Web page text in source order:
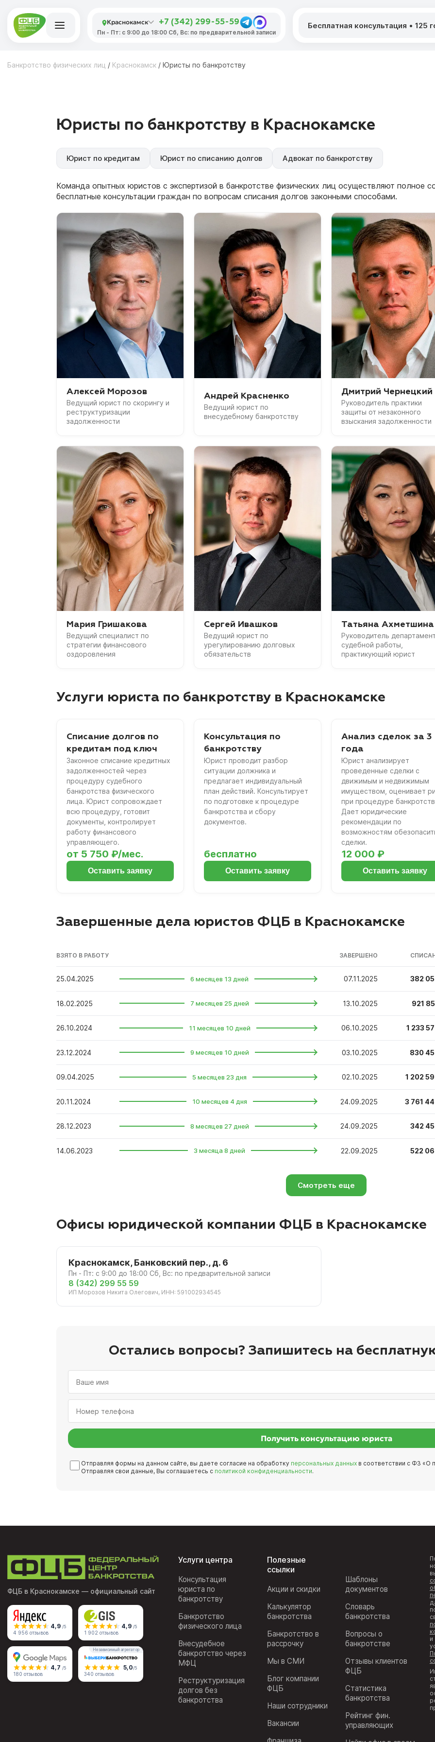
Краснокамск +7 (342) 299-55-59
Пн - Пт: с 9:00 до 18:00 Сб, Вс: по предварительной записи
Бесплатная консультация • 125
Банкротство физических лиц / Краснокамск / Юристы по банкротству
Юристы по банкротству в Краснокамске
Юрист по кредитам Юрист по списанию долгов Адвокат по банкротству
Команда опытных юристов с экспертизой в банкротстве физических лиц осуществляют полное
бесплатные консультации граждан по вопросам списания долгов законными способами.
Алексей Морозов
Ведущий юрист по скорингу и
реструктуризации
задолженности
Андрей Красненко
Ведущий юрист по
внесудебному банкротству
Дмитрий Чернецкий
Руководитель практики
защиты от незаконного
взыскания задолженности
Мария Гришакова
Ведущий специалист по
стратегии финансового
оздоровления
Сергей Ивашков
Ведущий юрист по
урегулированию долговых
обязательств
Татьяна Ахметшина
Руководитель
судебной работы,
практикующий юрист
Услуги юриста по банкротству в Краснокамске
Списание долгов по
кредитам под ключ
Законное списание кредитных
задолженностей через
процедуру судебного
банкротства физического
лица. Юрист сопровождает
всю процедуру, готовит
документы, контролирует
работу финансового
управляющего.
от 5 750 ₽/мес.
Оставить заявку
Консультация по
банкротству
Юрист проводит разбор
ситуации должника и
предлагает индивидуальный
план действий. Консультирует
по подготовке к процедуре
банкротства и сбору
документов.
бесплатно
Оставить заявку
Анализ сделок за 3
года
Юрист анализирует
проведенные сделки с
движимым и недвижимым
имуществом, оценивает
при процедуре
Дает юридические
рекомендации по
возможностям
сделки.
12 000 ₽
Оставить заявку
Завершенные дела юристов ФЦБ в Краснокамске
ВЗЯТО В РАБОТУ ЗАВЕРШЕНО
25.04.2025 6 месяцев 13 дней 07.11.2025 382
18.02.2025 7 месяцев 25 дней 13.10.2025 921
26.10.2024 11 месяцев 10 дней 06.10.2025 1 233
23.12.2024 9 месяцев 10 дней 03.10.2025 830
09.04.2025 5 месяцев 23 дня 02.10.2025 1 202
20.11.2024 10 месяцев 4 дня 24.09.2025 3 761
28.12.2023 8 месяцев 27 дней 24.09.2025 342
14.06.2023 3 месяца 8 дней 22.09.2025 522
Смотреть еще
Офисы юридической компании ФЦБ в Краснокамске
Краснокамск, Банковский пер., д. 6
Пн - Пт: с 9:00 до 18:00 Сб, Вс: по предварительной записи
8 (342) 299 55 59
ИП Морозов Никита Олегович, ИНН: 591002934545
Остались вопросы? Запишитесь на
Получить консультацию юриста
Отправляя формы на данном сайте, вы даете согласие на обработку персональных данных в соответствии с ФЗ «О
Отправляя свои данные, Вы соглашаетесь с политикой конфиденциальности.
ФЦБ в Краснокамске — официальный сайт
4,9 /5
4 956 отзывов
4,9 /5
1 902 отзывов
4,7 /5
180 отзывов
Независимый агрегатор
5,0/5
340 отзывов
Услуги центра
Консультация
юриста по
банкротству
Банкротство
физического лица
Внесудебное
банкротство через
МФЦ
Реструктуризация
долгов без
банкротства
Полезные
ссылки
Акции и скидки
Калькулятор
банкротства
Банкротство в
рассрочку
Мы в СМИ
Блог компании
ФЦБ
Наши сотрудники
Вакансии
Шаблоны
документов
Словарь
банкротства
Вопросы о
банкротстве
Отзывы клиентов
ФЦБ
Статистика
банкротства
Рейтинг фин.
управляющих
и